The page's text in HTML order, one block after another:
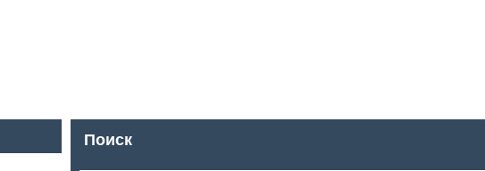
Поиск